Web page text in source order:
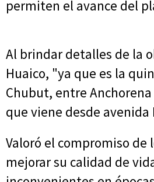
permiten el avance del
Al brindar detalles de la
Huaico, "ya que es la
Chubut, entre
que viene desde
Valoró el compromiso
mejorar su calidad de